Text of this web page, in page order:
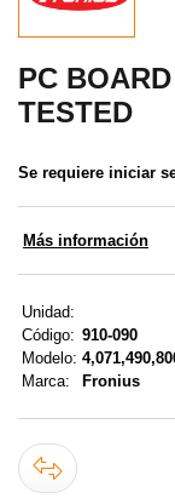
Registro
Iniciar sesión
Olvidé mi
PC
TESTED
Se requiere iniciar
Más información
Unidad:
Código: 910-090
Modelo:
Marca:
Fronius